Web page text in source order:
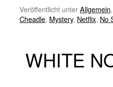
Veröffentlicht unterAllgemein,
Cheadle, Mystery, Netflix, No
WHITE